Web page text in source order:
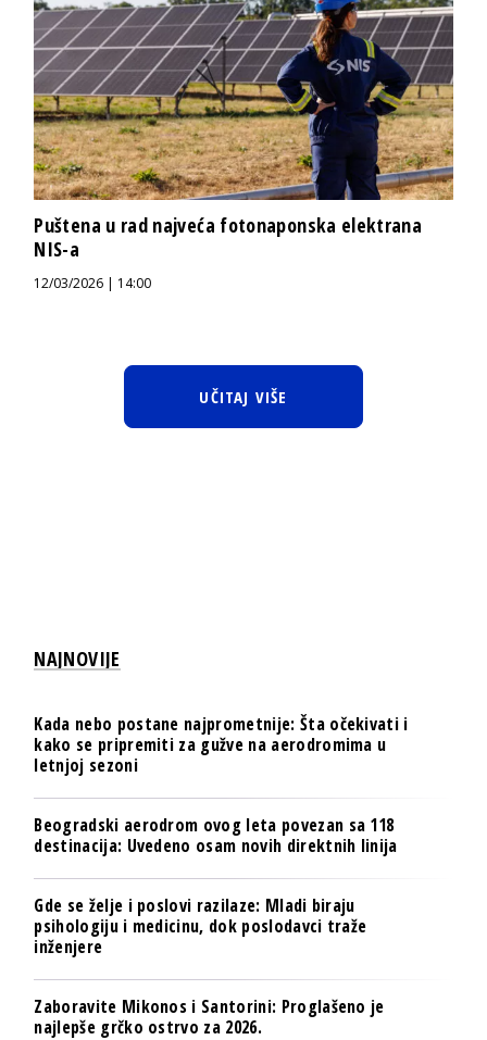
Puštena u rad najveća fotonaponska elektrana
NIS-a
12/03/2026 | 14:00
UČITAJ VIŠE
NAJNOVIJE
Kada nebo postane najprometnije: Šta očekivati i
kako se pripremiti za gužve na aerodromima u
letnjoj sezoni
Beogradski aerodrom ovog leta povezan sa 118
destinacija: Uvedeno osam novih direktnih linija
Gde se želje i poslovi razilaze: Mladi biraju
psihologiju i medicinu, dok poslodavci traže
inženjere
Zaboravite Mikonos i Santorini: Proglašeno je
najlepše grčko ostrvo za 2026.